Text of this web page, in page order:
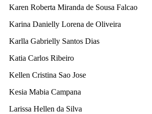
Karen Roberta Miranda de Sousa Falcao
Karina Danielly Lorena de Oliveira
Karlla Gabrielly Santos Dias
Katia Carlos Ribeiro
Kellen Cristina Sao Jose
Kesia Mabia Campana
Larissa Hellen da Silva